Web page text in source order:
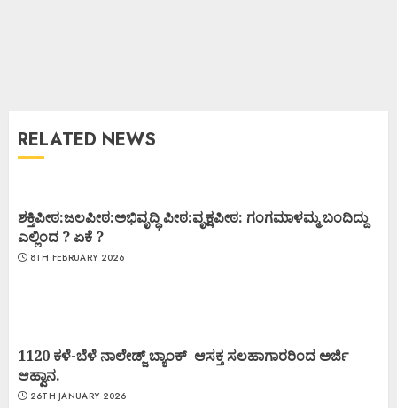
RELATED NEWS
ಶಕ್ತಿಪೀಠ:ಜಲಪೀಠ:ಅಭಿವೃದ್ಧಿ ಪೀಠ:ವೃಕ್ಷಪೀಠ: ಗಂಗಮಾಳಮ್ಮ ಬಂದಿದ್ದು
ಎಲ್ಲಿಂದ ? ಏಕೆ ?
8TH FEBRUARY 2026
1120 ಕಳೆ-ಬೆಳೆ ನಾಲೇಡ್ಜ್ ಬ್ಯಾಂಕ್ ಆಸಕ್ತ ಸಲಹಾಗಾರರಿಂದ ಅರ್ಜಿ
ಆಹ್ವಾನ.
26TH JANUARY 2026